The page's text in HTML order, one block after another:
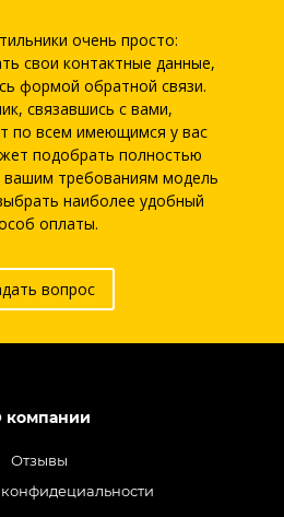
очень просто:
свои контактные данные,
формой обратной связи.
связавшись с вами,
по всем имеющимся у вас
подобрать полностью
требованиям модель
наиболее удобный
оплаты.
вопрос
компании
Отзывы